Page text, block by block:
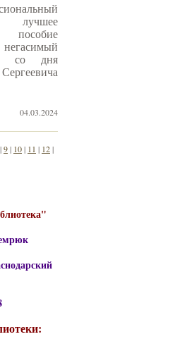
лучшее
пособие
со дня
04.03.2024
|9| 10| 11 | 12|